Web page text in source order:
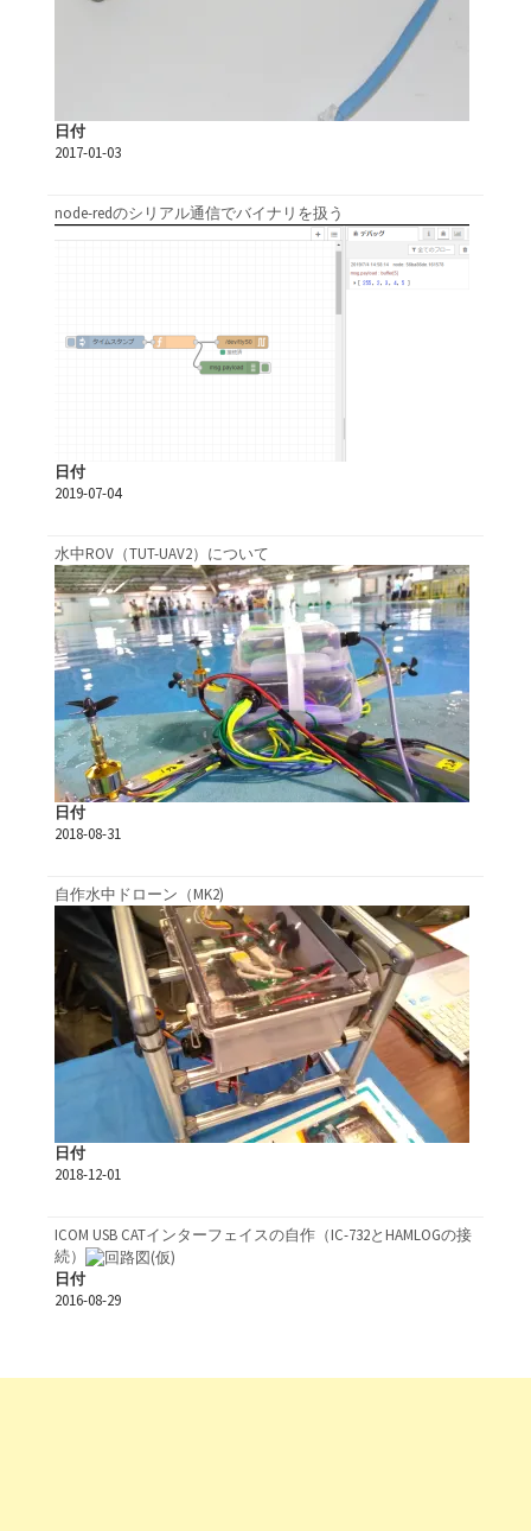
日付
2017-01-03
node-redのシリアル通信でバイナリを扱う
日付
2019-07-04
水中ROV（TUT-UAV2）について
日付
2018-08-31
自作水中ドローン（MK2)
日付
2018-12-01
ICOM USB CATインターフェイスの自作（IC-732とHAMLOGの接
続）
日付
2016-08-29